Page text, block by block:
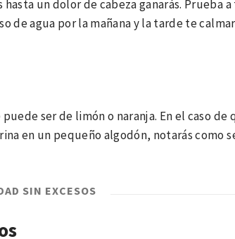
un dolor de cabeza ganarás. Prueba
de agua por la mañana y la tarde te
ser de limón o naranja. En el caso de
en un pequeño algodón, notarás como
SIN EXCESOS